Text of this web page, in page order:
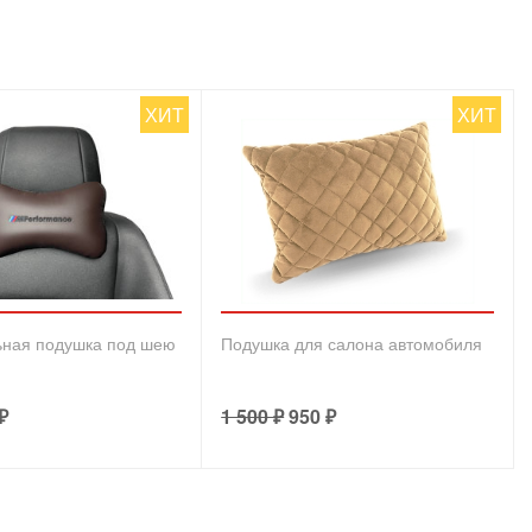
ХИТ
подушка под шею
ХИТ
Подушка для салона автомобиля
1 500₽950₽